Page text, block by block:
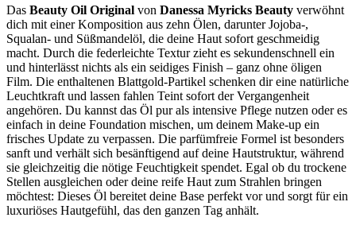
Das Beauty Oil Original von Danessa Myricks Beauty verwöhnt
dich mit einer Komposition aus zehn Ölen, darunter Jojoba-,
Squalan- und Süßmandelöl, die deine Haut sofort geschmeidig
macht. Durch die federleichte Textur zieht es sekundenschnell ein
und hinterlässt nichts als ein seidiges Finish – ganz ohne öligen
Film. Die enthaltenen Blattgold-Partikel schenken dir eine natürliche
Leuchtkraft und lassen fahlen Teint sofort der Vergangenheit
angehören. Du kannst das Öl pur als intensive Pflege nutzen oder es
einfach in deine Foundation mischen, um deinem Make-up ein
frisches Update zu verpassen. Die parfümfreie Formel ist besonders
sanft und verhält sich besänftigend auf deine Hautstruktur, während
sie gleichzeitig die nötige Feuchtigkeit spendet. Egal ob du trockene
Stellen ausgleichen oder deine reife Haut zum Strahlen bringen
möchtest: Dieses Öl bereitet deine Base perfekt vor und sorgt für ein
luxuriöses Hautgefühl, das den ganzen Tag anhält.